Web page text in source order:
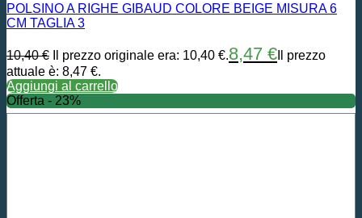
POLSINO A RIGHE GIBAUD COLORE BEIGE MISURA 6
CM TAGLIA 3
10,40€ Il prezzo originale era: 10,40 €.8,47 € Il prezzo
attuale è: 8,47 €.
Aggiungi al carrello
Offerta - 23%